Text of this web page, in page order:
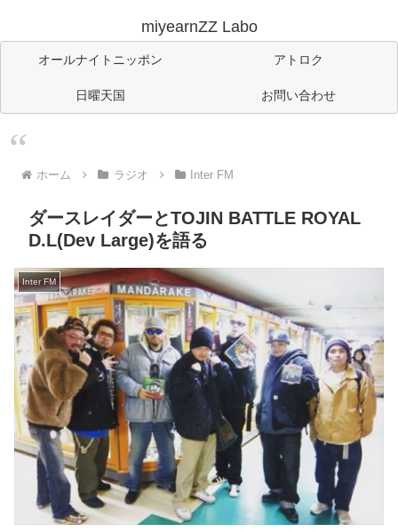
miyearnZZ Labo
オールナイトニッポン アトロク
日曜天国 お問い合わせ
ホーム ラジオ Inter FM
ダースレイダーとTOJIN BATTLE ROYAL
D.L(Dev Large)を語る
Inter FM